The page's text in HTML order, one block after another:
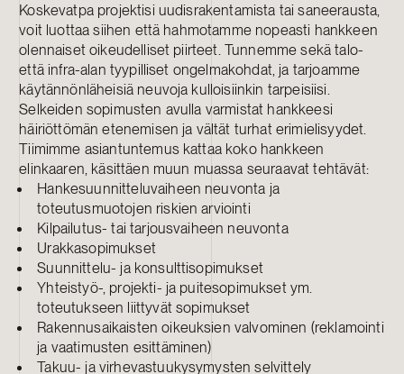
Koskevatpa projektisi uudisrakentamista tai saneerausta,
voit luottaa siihen että hahmotamme nopeasti hankkeen
olennaiset oikeudelliset piirteet. Tunnemme sekä talo-
että infra-alan tyypilliset ongelmakohdat, ja tarjoamme
käytännönläheisiä neuvoja kulloisiinkin tarpeisiisi.
Selkeiden sopimusten avulla varmistat hankkeesi
häiriöttömän etenemisen ja vältät turhat erimielisyydet.
Tiimimme asiantuntemus kattaa koko hankkeen
elinkaaren, käsittäen muun muassa seuraavat tehtävät:
Hankesuunnitteluvaiheen neuvonta ja
toteutusmuotojen riskien arviointi
Kilpailutus- tai tarjousvaiheen neuvonta
Urakkasopimukset
Suunnittelu- ja konsulttisopimukset
Yhteistyö-, projekti- ja puitesopimukset ym.
toteutukseen liittyvät sopimukset
Rakennusaikaisten oikeuksien valvominen (reklamointi
ja vaatimusten esittäminen)
Takuu- ja virhevastuukysymysten selvittely